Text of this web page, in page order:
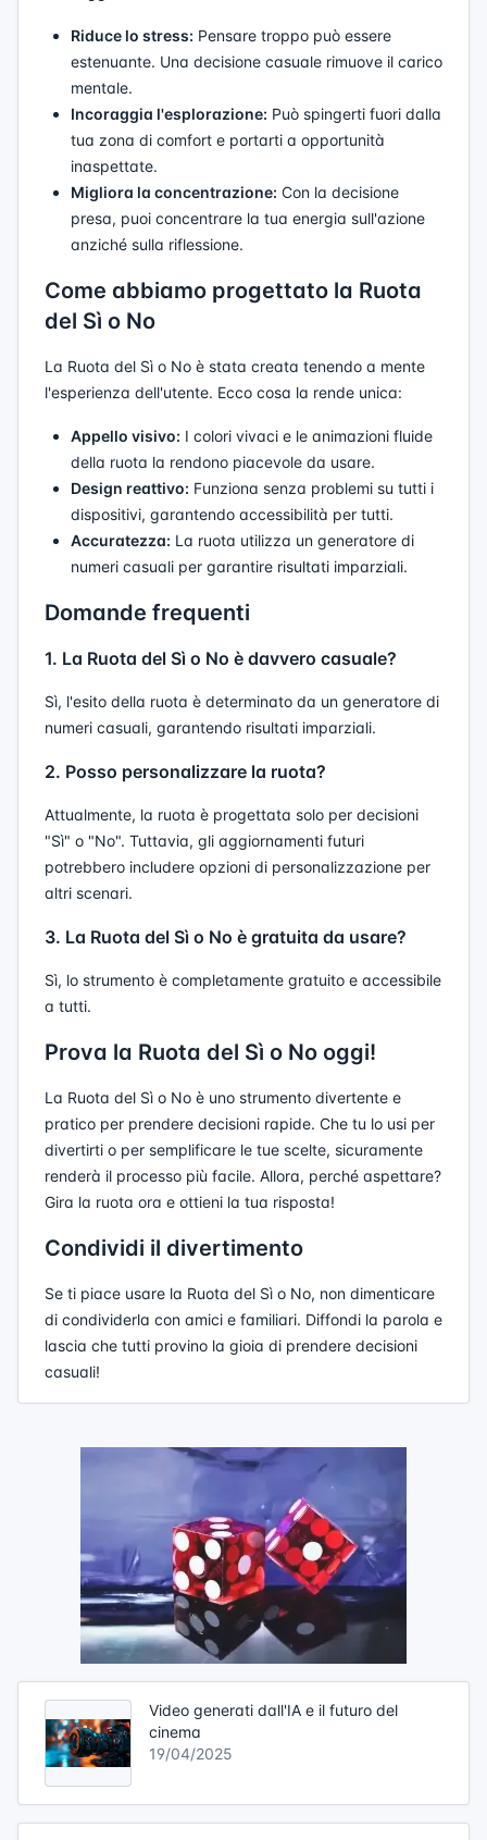
Riduce lo stress: Pensare troppo può essere
estenuante. Una decisione casuale rimuove il carico
mentale.
Incoraggia l'esplorazione: Può spingerti fuori dalla
tua zona di comfort e portarti a opportunità
inaspettate.
Migliora la concentrazione: Con la decisione
presa, puoi concentrare la tua energia sull'azione
anziché sulla riflessione.
Come abbiamo progettato la Ruota
del Sì o No
La Ruota del Sì o No è stata creata tenendo a mente
l'esperienza dell'utente. Ecco cosa la rende unica:
Appello visivo: I colori vivaci e le animazioni fluide
della ruota la rendono piacevole da usare.
Design reattivo: Funziona senza problemi su tutti i
dispositivi, garantendo accessibilità per tutti.
Accuratezza: La ruota utilizza un generatore di
numeri casuali per garantire risultati imparziali.
Domande frequenti
1. La Ruota del Sì o No è davvero casuale?
Sì, l'esito della ruota è determinato da un generatore di
numeri casuali, garantendo risultati imparziali.
2. Posso personalizzare la ruota?
Attualmente, la ruota è progettata solo per decisioni
"Sì" o "No". Tuttavia, gli aggiornamenti futuri
potrebbero includere opzioni di personalizzazione per
altri scenari.
3. La Ruota del Sì o No è gratuita da usare?
Sì, lo strumento è completamente gratuito e accessibile
a tutti.
Prova la Ruota del Sì o No oggi!
La Ruota del Sì o No è uno strumento divertente e
pratico per prendere decisioni rapide. Che tu lo usi per
divertirti o per semplificare le tue scelte, sicuramente
renderà il processo più facile. Allora, perché aspettare?
Gira la ruota ora e ottieni la tua risposta!
Condividi il divertimento
Se ti piace usare la Ruota del Sì o No, non dimenticare
di condividerla con amici e familiari. Diffondi la parola e
lascia che tutti provino la gioia di prendere decisioni
casuali!
Video generati dall'IA e il futuro del
cinema
19/04/2025